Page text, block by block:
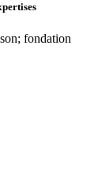
fondation